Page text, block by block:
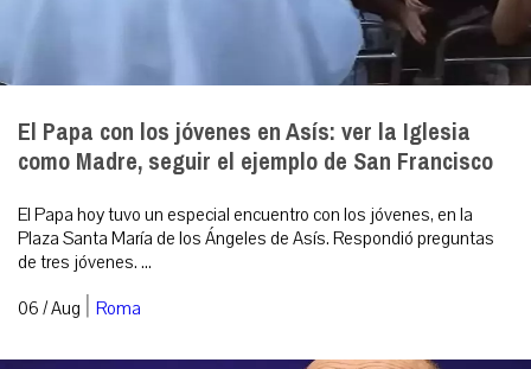
El Papa con los jóvenes en Asís: ver la Iglesia
como Madre, seguir el ejemplo de San Francisco
El Papa hoy tuvo un especial encuentro con los jóvenes, en la
Plaza Santa María de los Ángeles de Asís. Respondió preguntas
de tres jóvenes. ...
06 / Aug | Roma